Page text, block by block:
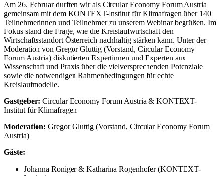
Am 26. Februar durften wir als Circular Economy Forum Austria
gemeinsam mit dem KONTEXT-Institut für Klimafragen über 140
Teilnehmerinnen und Teilnehmer zu unserem Webinar begrüßen. Im
Fokus stand die Frage, wie die Kreislaufwirtschaft den
Wirtschaftsstandort Österreich nachhaltig stärken kann. Unter der
Moderation von Gregor Gluttig (Vorstand, Circular Economy
Forum Austria) diskutierten Expertinnen und Experten aus
Wissenschaft und Praxis über die vielversprechenden Potenziale
sowie die notwendigen Rahmenbedingungen für echte
Kreislaufmodelle.
Gastgeber: Circular Economy Forum Austria & KONTEXT-
Institut für Klimafragen
Moderation: Gregor Gluttig (Vorstand, Circular Economy Forum
Austria)
Gäste:
Johanna Roniger & Katharina Rogenhofer (KONTEXT-